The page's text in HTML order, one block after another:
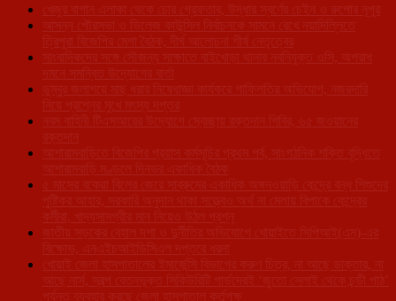
খেজুর বাগান এলাকা থেকে চোর গ্রেফতার, উদ্ধার স্বর্ণের চেইন ও রুপোর নূপুর
আসন্ন পৌরসভা ও ভিলেজ কাউন্সিল নির্বাচনকে সামনে রেখে নয়াদিল্লিতে
ত্রিপুরা বিজেপির মেগা বৈঠক, দীর্ঘ আলোচনা শীর্ষ নেতৃত্বের
সাংবাদিকদের সঙ্গে সৌজন্য সাক্ষাতে বাইখোড়া থানার নবনিযুক্ত ওসি, অপরাধ
দমনে সমন্বিত উদ্যোগের বার্তা
ডুম্বুর জলাশয়ে মাছ ধরার নিষেধাজ্ঞা কার্যকরে গাফিলতির অভিযোগ, নজরদারি
নিয়ে প্রশ্নের মুখে মৎস্য দপ্তর
নবম বাহিনী টিএসআরের উদ্যোগে স্বেচ্ছায় রক্তদান শিবির, ৬৫ জওয়ানের
রক্তদান
আশারামবাড়িতে বিজেপির প্রয়াস কর্মসূচির প্রথম পর্ব, সাংগঠনিক শক্তি বৃদ্ধিতে
আশারামবাড়ি মণ্ডলে দিনভর একাধিক বৈঠক
৫ মাসের বকেয়া বিলের জেরে সাব্রুমের একাধিক অঙ্গনওয়াড়ি কেন্দ্রে বন্ধ শিশুদের
পুষ্টিকর আহার, সরকারি অনুদান থাকা সত্ত্বেও অর্থ না মেলায় বিপাকে কেন্দ্রের
কর্মীরা, খাদ্যসামগ্রীর মান নিয়েও উঠল প্রশ্ন
জাতীয় সড়কের বেহাল দশা ও দুর্নীতির অভিযোগে খোয়াইতে সিপিআই(এম)-এর
বিক্ষোভ, এনএইচআইডিসিএল দপ্তরে ধরনা
খোয়াই জেলা হাসপাতালের ইমার্জেন্সি বিভাগের করুণ চিত্র, না আছে ডাক্তার, না
আছে নার্স, স্বল্প বেতনভূক্ত সিকিউরিটি গার্ডদেরই ‘জুতো সেলাই থেকে চন্ডী পাঠ’
পর্যন্ত ব্যবহার করছে জেলা হাসপাতাল কর্তৃপক্ষ